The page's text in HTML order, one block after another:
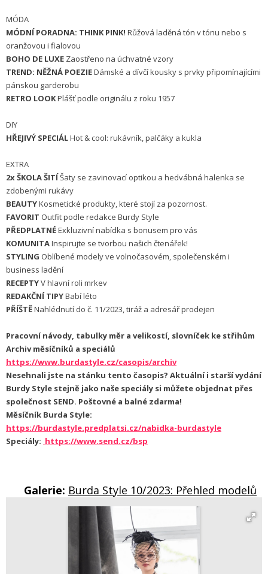
MÓDA
MÓDNÍ PORADNA: THINK PINK! Růžová laděná tón v tónu nebo s
oranžovou i fialovou
BOHO DE LUXE Zaostřeno na úchvatné vzory
TREND: NĚŽNÁ POEZIEDámské a dívčí kousky s prvky připomínajícími
pánskou garderobu
RETRO LOOKPlášť podle originálu z roku 1957
DIY
HŘEJIVÝ SPECIÁLHot & cool: rukávník, palčáky a kukla
EXTRA
2xŠKOLA ŠITÍŠaty se zavinovací optikou a hedvábná halenka se
zdobenými rukávy
BEAUTYKosmetické produkty, které stojí za pozornost.
FAVORIT Outfit podle redakce Burdy Style
PŘEDPLATNÉExkluzivní nabídka s bonusem pro vás
KOMUNITAInspirujte se tvorbou našich čtenářek!
STYLING Oblíbené modely ve volnočasovém, společenském i
business ladění
RECEPTYV hlavní roli mrkev
REDAKČNÍ TIPYBabí léto
PŘÍŠTĚNahlédnutí do č. 11/2023, tiráž a adresář prodejen
Pracovní návody, tabulky měr a velikostí, slovníček ke střihům
Archiv měsíčníků a speciálů
https://www.burdastyle.cz/casopis/archiv
Nesehnali jste na stánku tento časopis? Aktuální i starší vydání
Burdy Style stejně jako naše speciály si můžete objednat přes
společnost SEND. Poštovné a balné zdarma!
Měsíčník Burda Style:
https://burdastyle.predplatsi.cz/nabidka-burdastyle
Speciály: https://www.send.cz/bsp
Galerie: Burda Style 10/2023: Přehled modelů